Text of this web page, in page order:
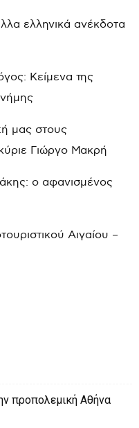
ελληνικά ανέκδοτα
Κείμενα της
μας στους
Γιώργο Μακρή
ο αφανισμένος
Αιγαίου –
προπολεμική Αθήνα